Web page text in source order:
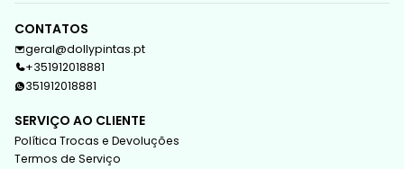
CONTATOS
geral@dollypintas.pt
+351912018881
351912018881
SERVIÇO AO CLIENTE
Política Trocas e Devoluções
Termos de Serviço